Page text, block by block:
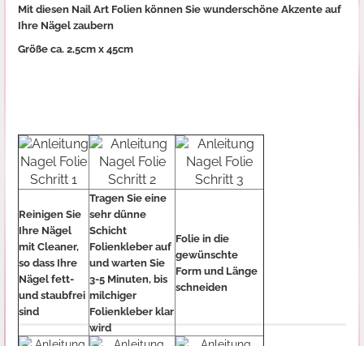
Mit diesen Nail Art Folien können Sie wunderschöne Akzente auf
Ihre Nägel zaubern
Größe ca. 2,5cm x 45cm
Reinigen Sie
Ihre Nägel
mit Cleaner,
so dass Ihre
Nägel fett-
und staubfrei
sind
Tragen Sie eine
sehr dünne
Schicht
Folienkleber auf
und warten Sie
3-5 Minuten, bis
milchiger
Folienkleber klar
wird
Folie in die
gewünschte
Form und Länge
schneiden